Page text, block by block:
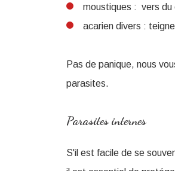
moustiques : vers
acarien divers :
Pas de panique, nous
parasites.
Parasites internes
S'il est facile de se